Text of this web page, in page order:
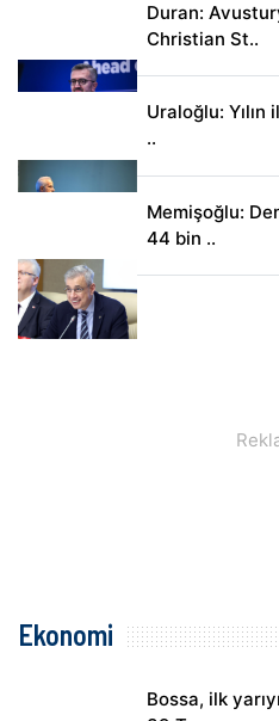
Duran:
Christian St..
Uraloğlu: Yılın
..
Memişoğlu:
44 bin ..
Ekonomi
Bossa, ilk